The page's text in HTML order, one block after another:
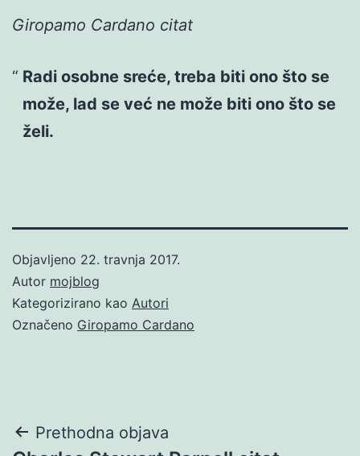
Giropamo Cardano citat
Radi osobne sreće, treba biti ono što se
može, lad se već ne može biti ono što se
želi.
Objavljeno 22. travnja 2017.
Autor mojblog
Kategorizirano kao Autori
Označeno Giropamo Cardano
Navigacija
Prethodna objava